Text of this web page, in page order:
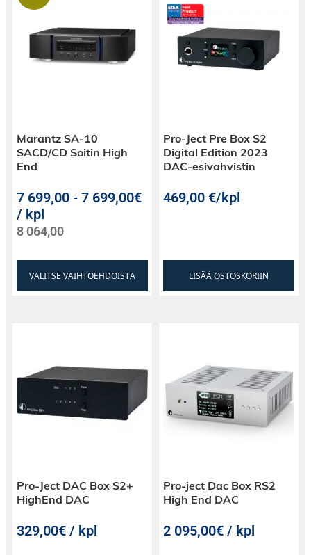
Marantz SA-10
SACD/CD Soitin High
End
7 699,00 -7 699,00€
/ kpl
8 064,00
VALITSE VAIHTOEHDOISTA
Pro-Ject Pre Box S2
Digital Edition 2023
DAC-esivahvistin
469,00€/kpl
LISÄÄ OSTOSKORIIN
Pro-Ject DAC Box S2+
HighEnd DAC
329,00€ / kpl
Pro-ject Dac Box RS2
High End DAC
2 095,00€ / kpl